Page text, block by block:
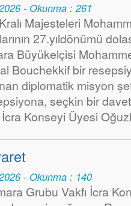
- Okunma : 261
Majesteleri
27.yıldönümü
Büyükelçisi
Bouchekkif bir
diplomatik misyon
seçkin bir
Konseyi Üyesi
- Okunma : 140
Grubu Vakfı İcra